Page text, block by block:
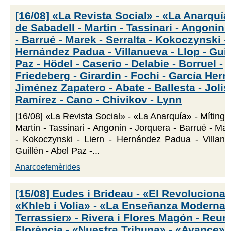
[16/08] «La Revista Social» - «La
de Sabadell - Martin - Tassinari -
- Barrué - Marek - Serralta - Kokoczynski
Hernández Padua - Villanueva - Llop -
Paz - Hödel - Caserio - Delabie - Borruel -
Friedeberg - Girardin - Fochi - García
Jiménez Zapatero - Abate - Ballesta -
Ramírez - Cano - Chivikov - Lynn
[16/08] «La Revista Social» - «La Anarquía» -
Martin - Tassinari - Angonin - Jorquera - Barrué -
- Kokoczynski - Liern - Hernández Padua -
Guillén - Abel Paz -...
Anarcoefemèrides
[15/08] Eudes i Brideau - «El
«Khleb i Volia» - «La Enseñanza
Terrassier» - Rivera i Flores Magón -